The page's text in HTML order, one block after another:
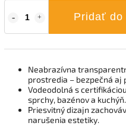
Pridať do
Neabrazívna
prostredia – bezpečná aj
Vodeodolná s certifikáciou
sprchy, bazénov a kuchýň.
Priesvitný dizajn
narušenia estetiky.